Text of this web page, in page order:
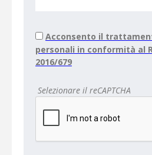
Acconsento il
personali in conformità al
2016/679
Selezionare il reCAPTCHA